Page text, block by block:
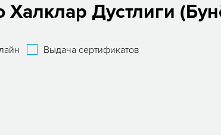
Дустлиги
Выдача сертификатов